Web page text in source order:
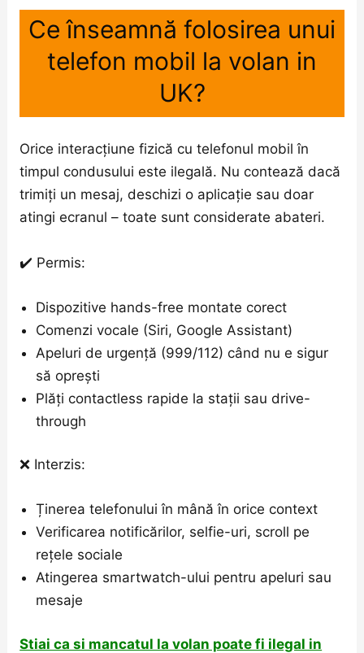
Ce înseamnă folosirea unui
telefon mobil la volan in
UK?
Orice interacțiune fizică cu telefonul mobil în
timpul condusului este ilegală. Nu contează dacă
trimiți un mesaj, deschizi o aplicație sau doar
atingi ecranul – toate sunt considerate abateri.
✔️ Permis:
Dispozitive hands-free montate corect
Comenzi vocale (Siri, Google Assistant)
Apeluri de urgență (999/112) când nu e sigur
să oprești
Plăți contactless rapide la stații sau drive-
through
❌ Interzis:
Ținerea telefonului în mână în orice context
Verificarea notificărilor, selfie-uri, scroll pe
rețele sociale
Atingerea smartwatch-ului pentru apeluri sau
mesaje
Stiai ca si mancatul la volan poate fi ilegal in